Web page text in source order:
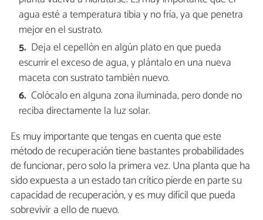
agua esté a temperatura tibia y no fría, ya que penetra
mejor en el sustrato.
Deja el cepellón en algún plato en que pueda
escurrir el exceso de agua, y plántalo en una nueva
maceta con sustrato también nuevo.
Colócalo en alguna zona iluminada, pero donde no
reciba directamente la luz solar.
Es muy importante que tengas en cuenta que este
método de recuperación tiene bastantes probabilidades
de funcionar, pero solo la primera vez. Una planta que ha
sido expuesta a un estado tan crítico pierde en parte su
capacidad de recuperación, y es muy difícil que pueda
sobrevivir a ello de nuevo.